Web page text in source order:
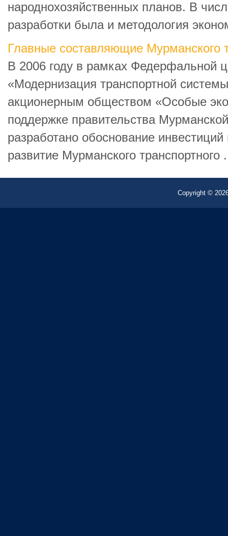
народнохозяйственных планов. В
разработки была и методология
Главные составляющие Мурманского
В 2006 году в рамках Федерфальной
«Модернизация транспортной
акционерным обществом «Особые
поддержке правительства
разработано обоснование
развитие Мурманского транспортного
Copyright ©